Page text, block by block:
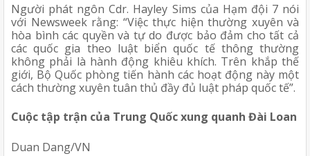
Người phát ngôn Cdr. Hayley Sims của Hạm đội 7 nói
với Newsweek rằng: “Việc thực hiện thường xuyên và
hòa bình các quyền và tự do được bảo đảm cho tất cả
các quốc gia theo luật biển quốc tế thông thường
không phải là hành động khiêu khích. Trên khắp thế
giới, Bộ Quốc phòng tiến hành các hoạt động này một
cách thường xuyên tuân thủ đầy đủ luật pháp quốc tế”.
Cuộc tập trận của Trung Quốc xung quanh Đài Loan
Duan Dang/VN